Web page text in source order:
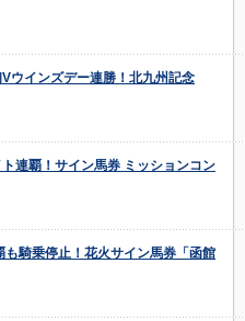
ウインズデー連勝！北九州記念
連覇！サイン馬券 ミッションコン
も騎乗停止！花火サイン馬券「函館